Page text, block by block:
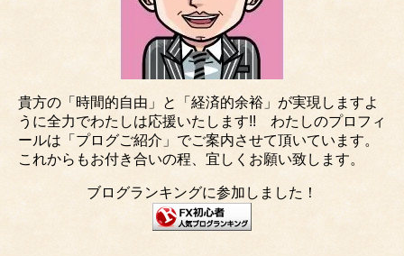
貴方の「時間的自由」と「経済的余裕」が実現しますよ
うに全力でわたしは応援いたします!! わたしのプロフィ
ールは「プログご紹介」でご案内させて頂いています。
これからもお付き合いの程、宜しくお願い致します。
ブログランキングに参加しました！